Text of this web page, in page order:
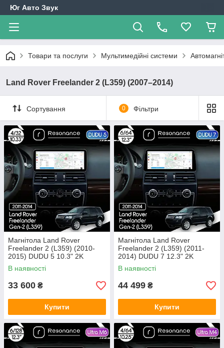
Юг Авто Звук
Товари та послуги Мультимедійні системи
Land Rover Freelander 2 (L359) (2007–2014)
Сортування 0 Фільтри
Магнітола Land Rover
Freelander 2 (L359) (2010-
2015) DUDU 5 10.3" 2K
QLED, 4/32, 360 (B-Style)
В наявності
33 600 ₴
Купити
Магнітола Land Rover
Freelander 2 (L359) (2011-
2014) DUDU 7 12.3" 2K
QLED, 6/64, 360 (Style C)
В наявності
44 499 ₴
Купити